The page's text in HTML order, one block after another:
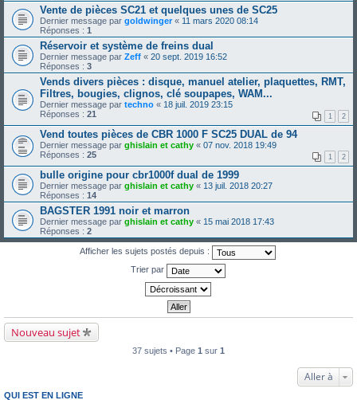
Vente de pièces SC21 et quelques unes de SC25
Dernier message par goldwinger« 11 mars 2020 08:14
Réponses : 1
Réservoir et système de freins dual
Dernier message par Zeff « 20 sept. 2019 16:52
Réponses : 3
Vends divers pièces : disque, manuel atelier, plaquettes, RMT,
Filtres, bougies, clignos, clé soupapes, WAM...
Dernier message par techno « 18 juil. 2019 23:15
Réponses : 21 1 2
Vend toutes pièces de CBR 1000 F SC25 DUAL de 94
Dernier message par ghislain et cathy « 07 nov. 2018 19:49
Réponses : 25 1 2
bulle origine pour cbr1000f dual de 1999
Dernier message par ghislain et cathy « 13 juil. 2018 20:27
Réponses : 14
BAGSTER 1991 noir et marron
Dernier message par ghislain et cathy « 15 mai 2018 17:43
Réponses : 2
Afficher les sujets postés depuis :
Trier par
Nouveau sujet
37 sujets • Page 1 sur 1
Aller à
QUI EST EN LIGNE